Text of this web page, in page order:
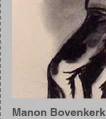
Manon Bovenkerk